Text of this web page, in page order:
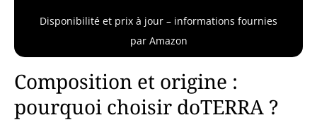
Disponibilité et prix à jour – informations fournies
par Amazon
Composition et origine :
pourquoi choisir doTERRA ?